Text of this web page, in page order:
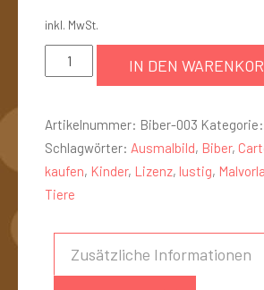
inkl. MwSt.
IN DEN
Artikelnummer: Biber-003 Kategorie:
Schlagwörter: Ausmalbild, Biber,
kaufen, Kinder, Lizenz, lustig,
Tiere
Zusätzliche Informationen